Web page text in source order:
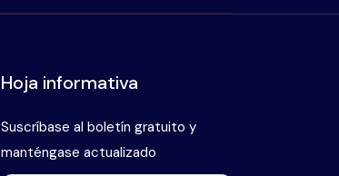
Hoja informativa
Suscríbase al boletín gratuito y
manténgase actualizado